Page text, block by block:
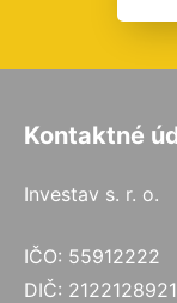
Kontaktné
Investav s. r. o.
IČO: 55912222
DIČ: 2122128921